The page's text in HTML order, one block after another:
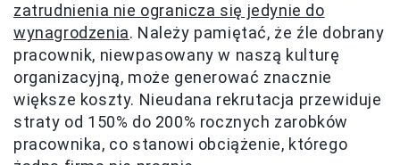
zatrudnienia nie ogranicza się jedynie do
wynagrodzenia. Należy pamiętać, że źle dobrany
pracownik, niewpasowany w naszą kulturę
organizacyjną, może generować znacznie
większe koszty. Nieudana rekrutacja przewiduje
straty od 150% do 200% rocznych zarobków
pracownika, co stanowi obciążenie, którego